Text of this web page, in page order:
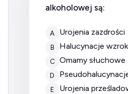
alkoholowej są:
A urojenia zazdrości
B halucynacje
C omamy słuchowe
D
E urojenia